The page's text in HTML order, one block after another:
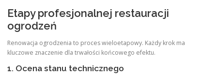
Etapy profesjonalnej restauracji
ogrodzeń
Renowacja ogrodzenia to proces wieloetapowy. Każdy krok ma
kluczowe znaczenie dla trwałości końcowego efektu.
1. Ocena stanu technicznego